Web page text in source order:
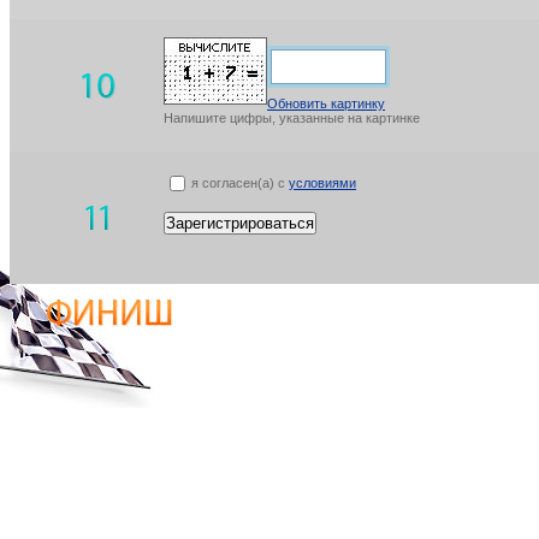
Обновить картинку
Напишите цифры, указанные на картинке
я согласен(а) с условиями
Зарегистрироваться